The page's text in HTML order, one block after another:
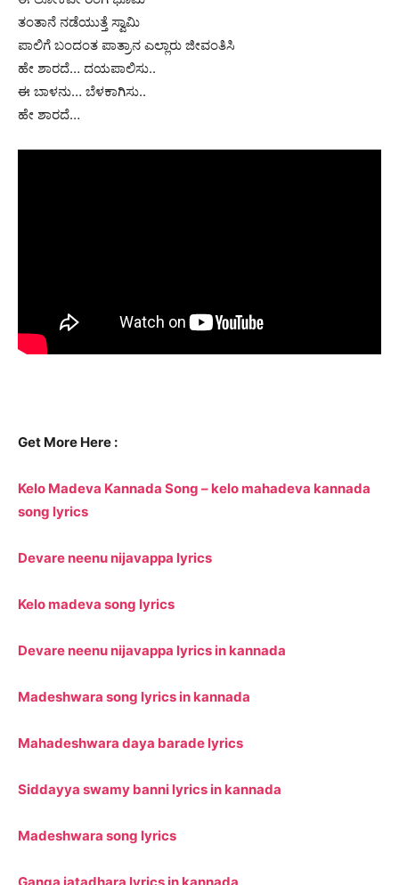
ತಂತಾನೆ ನಡೆಯುತ್ತೆ ಸ್ವಾಮಿ
ಪಾಲಿಗೆ ಬಂದಂತ ಪಾತ್ರಾನ ಎಲ್ಲಾರು ಜೀವಂತಿಸಿ
ಹೇ ಶಾರದೆ… ದಯಪಾಲಿಸು..
ಈ ಬಾಳನು… ಬೆಳಕಾಗಿಸು..
ಹೇ ಶಾರದೆ…
Get More Here :
Kelo Madeva Kannada Song – kelo mahadeva kannada
song lyrics
Devare neenu nijavappa lyrics
Kelo madeva song lyrics
Devare neenu nijavappa lyrics in kannada
Madeshwara song lyrics in kannada
Mahadeshwara daya barade lyrics
Siddayya swamy banni lyrics in kannada
Madeshwara song lyrics